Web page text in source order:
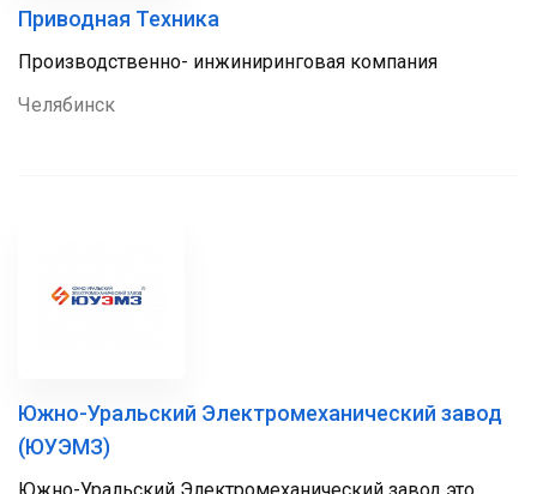
Приводная Техника
Производственно- инжиниринговая компания
Челябинск
Южно-Уральский Электромеханический завод
(ЮУЭМЗ)